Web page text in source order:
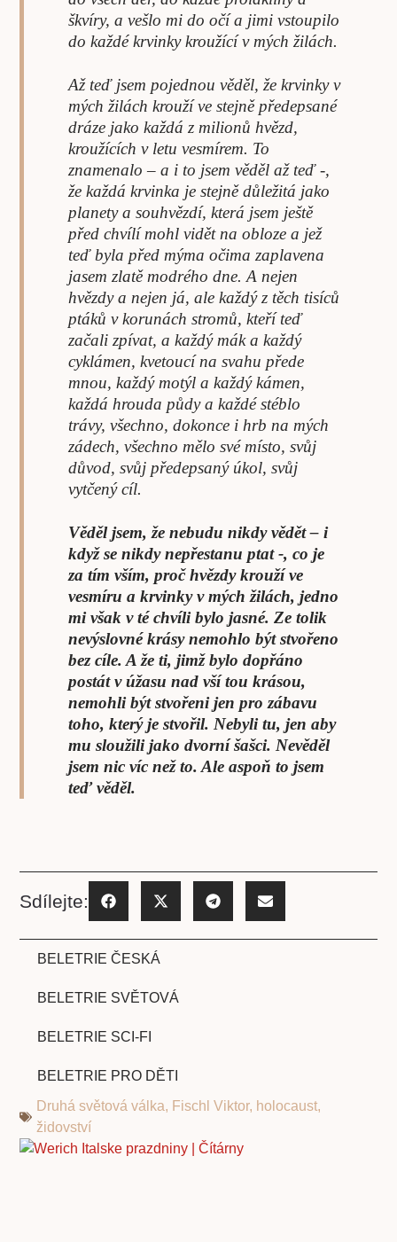
škvíry, a vešlo mi do očí a jimi vstoupilo
do každé krvinky kroužící v mých žilách.
Až teď jsem pojednou věděl, že krvinky v
mých žilách krouží ve stejně předepsané
dráze jako každá z milionů hvězd,
kroužících v letu vesmírem. To
znamenalo – a i to jsem věděl až teď -,
že každá krvinka je stejně důležitá jako
planety a souhvězdí, která jsem ještě
před chvílí mohl vidět na obloze a jež
teď byla před mýma očima zaplavena
jasem zlatě modrého dne. A nejen
hvězdy a nejen já, ale každý z těch tisíců
ptáků v korunách stromů, kteří teď
začali zpívat, a každý mák a každý
cyklámen, kvetoucí na svahu přede
mnou, každý motýl a každý kámen,
každá hrouda půdy a každé stéblo
trávy, všechno, dokonce i hrb na mých
zádech, všechno mělo své místo, svůj
důvod, svůj předepsaný úkol, svůj
vytčený cíl.
Věděl jsem, že nebudu nikdy vědět – i
když se nikdy nepřestanu ptat -, co je
za tím vším, proč hvězdy krouží ve
vesmíru a krvinky v mých žilách, jedno
mi však v té chvíli bylo jasné. Ze tolik
nevýslovné krásy nemohlo být stvořeno
bez cíle. A že ti, jimž bylo dopřáno
postát v úžasu nad vší tou krásou,
nemohli být stvořeni jen pro zábavu
toho, který je stvořil. Nebyli tu, jen aby
mu sloužili jako dvorní šašci. Nevěděl
jsem nic víc než to. Ale aspoň to jsem
teď věděl.
Sdílejte:
BELETRIE ČESKÁ
BELETRIE SVĚTOVÁ
BELETRIE SCI-FI
BELETRIE PRO DĚTI
Druhá světová válka, Fischl Viktor, holocaust,
židovství